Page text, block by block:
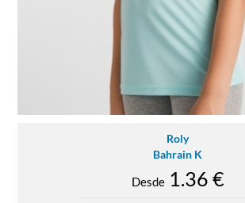
Roly
Bahrain K
Desde1.36 €